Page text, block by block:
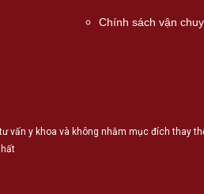
Chính sách vận
y khoa và không nhằm mục đích thay